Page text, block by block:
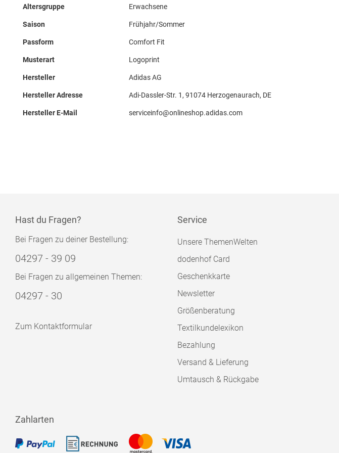
Altersgruppe Erwachsene
Saison Frühjahr/Sommer
Passform Comfort Fit
Musterart Logoprint
Hersteller Adidas AG
Hersteller Adresse Adi-Dassler-Str. 1, 91074 Herzogenaurach, DE
Hersteller E-Mail serviceinfo@onlineshop.adidas.com
Hast du Fragen?
Bei Fragen zu deiner Bestellung:
04297 - 39 09
Bei Fragen zu allgemeinen Themen:
04297 - 30
Zum Kontaktformular
Service
Unsere ThemenWelten
dodenhof Card
Geschenkkarte
Newsletter
Größenberatung
Textilkundelexikon
Bezahlung
Versand & Lieferung
Umtausch & Rückgabe
Zahlarten